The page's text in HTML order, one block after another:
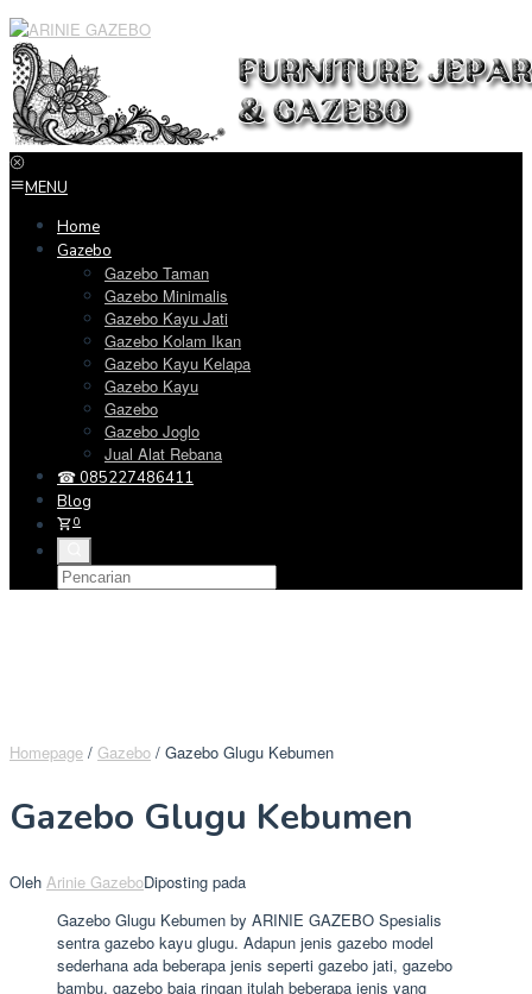
Loncat
ke
konten
MENU
Home
Gazebo
Gazebo Taman
Gazebo Minimalis
Gazebo Kayu Jati
Gazebo Kolam Ikan
Gazebo Kayu Kelapa
Gazebo Kayu
Gazebo
Gazebo Joglo
Jual Alat Rebana
☎ 085227486411
Blog
0
Homepage / Gazebo / Gazebo Glugu Kebumen
Gazebo Glugu Kebumen
Oleh Arinie GazeboDiposting pada
Gazebo Glugu Kebumen by ARINIE GAZEBO Spesialis
sentra gazebo kayu glugu. Adapun jenis gazebo model
sederhana ada beberapa jenis seperti gazebo jati, gazebo
bambu, gazebo baja ringan itulah beberapa jenis yang